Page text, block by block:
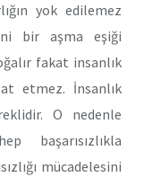
yok edilemez
bir aşma eşiği
fakat insanlık
etmez. İnsanlık
O nedenle
başarısızlıkla
mücadelesini